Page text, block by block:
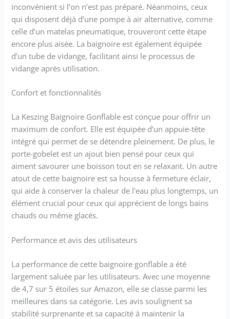
inconvénient si l’on n’est pas préparé. Néanmoins, ceux
qui disposent déjà d’une pompe à air alternative, comme
celle d’un matelas pneumatique, trouveront cette étape
encore plus aisée. La baignoire est également équipée
d’un tube de vidange, facilitant ainsi le processus de
vidange après utilisation.
Confort et fonctionnalités
La Keszing Baignoire Gonflable est conçue pour offrir un
maximum de confort. Elle est équipée d’un appuie-tête
intégré qui permet de se détendre pleinement. De plus, le
porte-gobelet est un ajout bien pensé pour ceux qui
aiment savourer une boisson tout en se relaxant. Un autre
atout de cette baignoire est sa housse à fermeture éclair,
qui aide à conserver la chaleur de l’eau plus longtemps, un
élément crucial pour ceux qui apprécient de longs bains
chauds ou même glacés.
Performance et avis des utilisateurs
La performance de cette baignoire gonflable a été
largement saluée par les utilisateurs. Avec une moyenne
de 4,7 sur 5 étoiles sur Amazon, elle se classe parmi les
meilleures dans sa catégorie. Les avis soulignent sa
stabilité surprenante et sa capacité à maintenir la